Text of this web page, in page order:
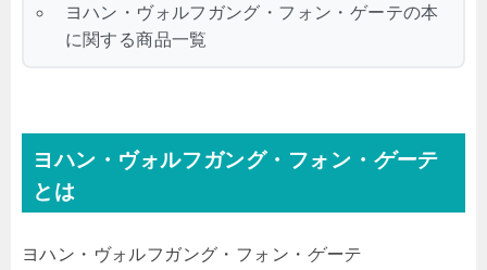
ヨハン・ヴォルフガング・フォン・ゲーテの本
に関する商品一覧
ヨハン・ヴォルフガング・フォン・ ゲーテ
とは
ヨハン・ヴォルフガング・フォン・ ゲーテ